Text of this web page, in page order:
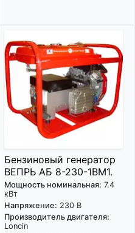
Бензиновый генератор
ВЕПРЬ АБ 8-230-1ВМ1.
Мощность номинальная: 7.4
кВт
Напряжение: 230 В
Производитель двигателя:
Loncin